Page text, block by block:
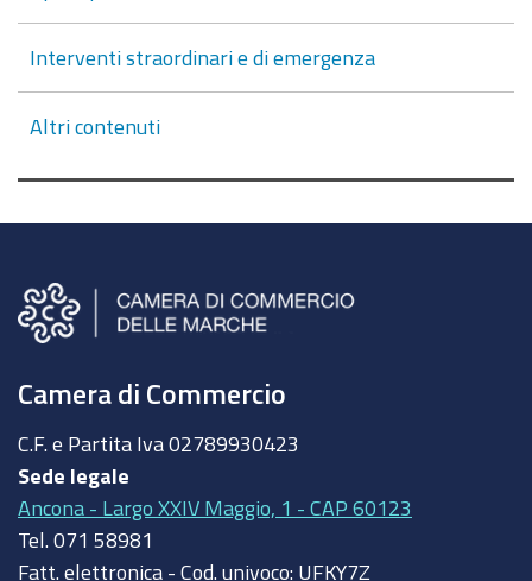
Interventi straordinari e di emergenza
Altri contenuti
Camera di Commercio
C.F. e Partita Iva 02789930423
Sede legale
Ancona - Largo XXIV Maggio, 1 - CAP 60123
Tel. 071 58981
Fatt. elettronica - Cod. univoco: UFKY7Z